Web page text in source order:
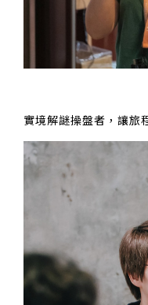
實境解謎操盤者，讓旅